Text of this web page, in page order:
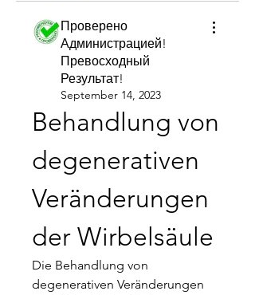
Проверено
Администрацией!
Превосходный
Результат!
September 14, 2023
Behandlung von
degenerativen
Veränderungen
der Wirbelsäule
Die Behandlung von
degenerativen Veränderungen